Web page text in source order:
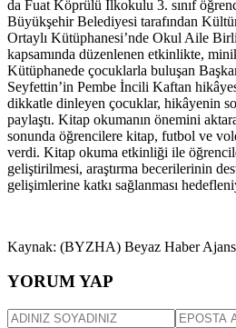
da Fuat Köprülü İlkokulu 3. sınıf
Büyükşehir Belediyesi tarafından
Ortaylı Kütüphanesi’nde Okul Aile
kapsamında düzenlenen etkinlikte,
Kütüphanede çocuklarla buluşan
Seyfettin’in Pembe İncili Kaftan
dikkatle dinleyen çocuklar, hikâyenin
paylaştı. Kitap okumanın önemini
sonunda öğrencilere kitap, futbol ve
verdi. Kitap okuma etkinliği ile
geliştirilmesi, araştırma becerilerinin
gelişimlerine katkı sağlanması
Kaynak: (BYZHA) Beyaz Haber
YORUM YAP